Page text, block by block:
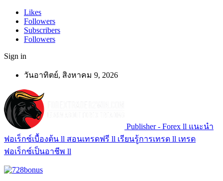
Likes
Followers
Subscribers
Followers
Sign in
วันอาทิตย์, สิงหาคม 9, 2026
Publisher - Forex ll แนะนำ
ฟอเร็กซ์เบื้องต้น ll สอนเทรดฟรี ll เรียนรู้การเทรด ll เทรด
ฟอเร็กซ์เป็นอาชีพ ll